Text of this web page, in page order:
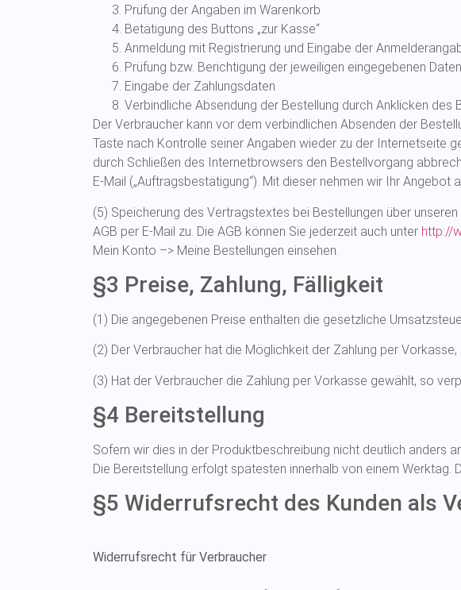
Prüfung der Angaben im Warenkorb
Betätigung des Buttons „zur Kasse“
Anmeldung mit Registrierung und Eingabe der
Prüfung bzw. Berichtigung der jeweiligen eingegebenen
Eingabe der Zahlungsdaten
Verbindliche Absendung der Bestellung durch Anklicken des
Der Verbraucher kann vor dem verbindlichen Absenden der
Taste nach Kontrolle seiner Angaben wieder zu der Internetseite
durch Schließen des Internetbrowsers den Bestellvorgang
E-Mail („Auftragsbestätigung“). Mit dieser nehmen wir Ihr Angebot
(5) Speicherung des Vertragstextes bei Bestellungen über
AGB per E-Mail zu. Die AGB können Sie jederzeit auch unter http://
Mein Konto –> Meine Bestellungen einsehen.
§3 Preise, Zahlung, Fälligkeit
(1) Die angegebenen Preise enthalten die gesetzliche
(2) Der Verbraucher hat die Möglichkeit der Zahlung per
(3) Hat der Verbraucher die Zahlung per Vorkasse gewählt, so
§4 Bereitstellung
Sofern wir dies in der Produktbeschreibung nicht deutlich anders
Die Bereitstellung erfolgt spätesten innerhalb von einem
§5 Widerrufsrecht des Kunden als
Widerrufsrecht für Verbraucher